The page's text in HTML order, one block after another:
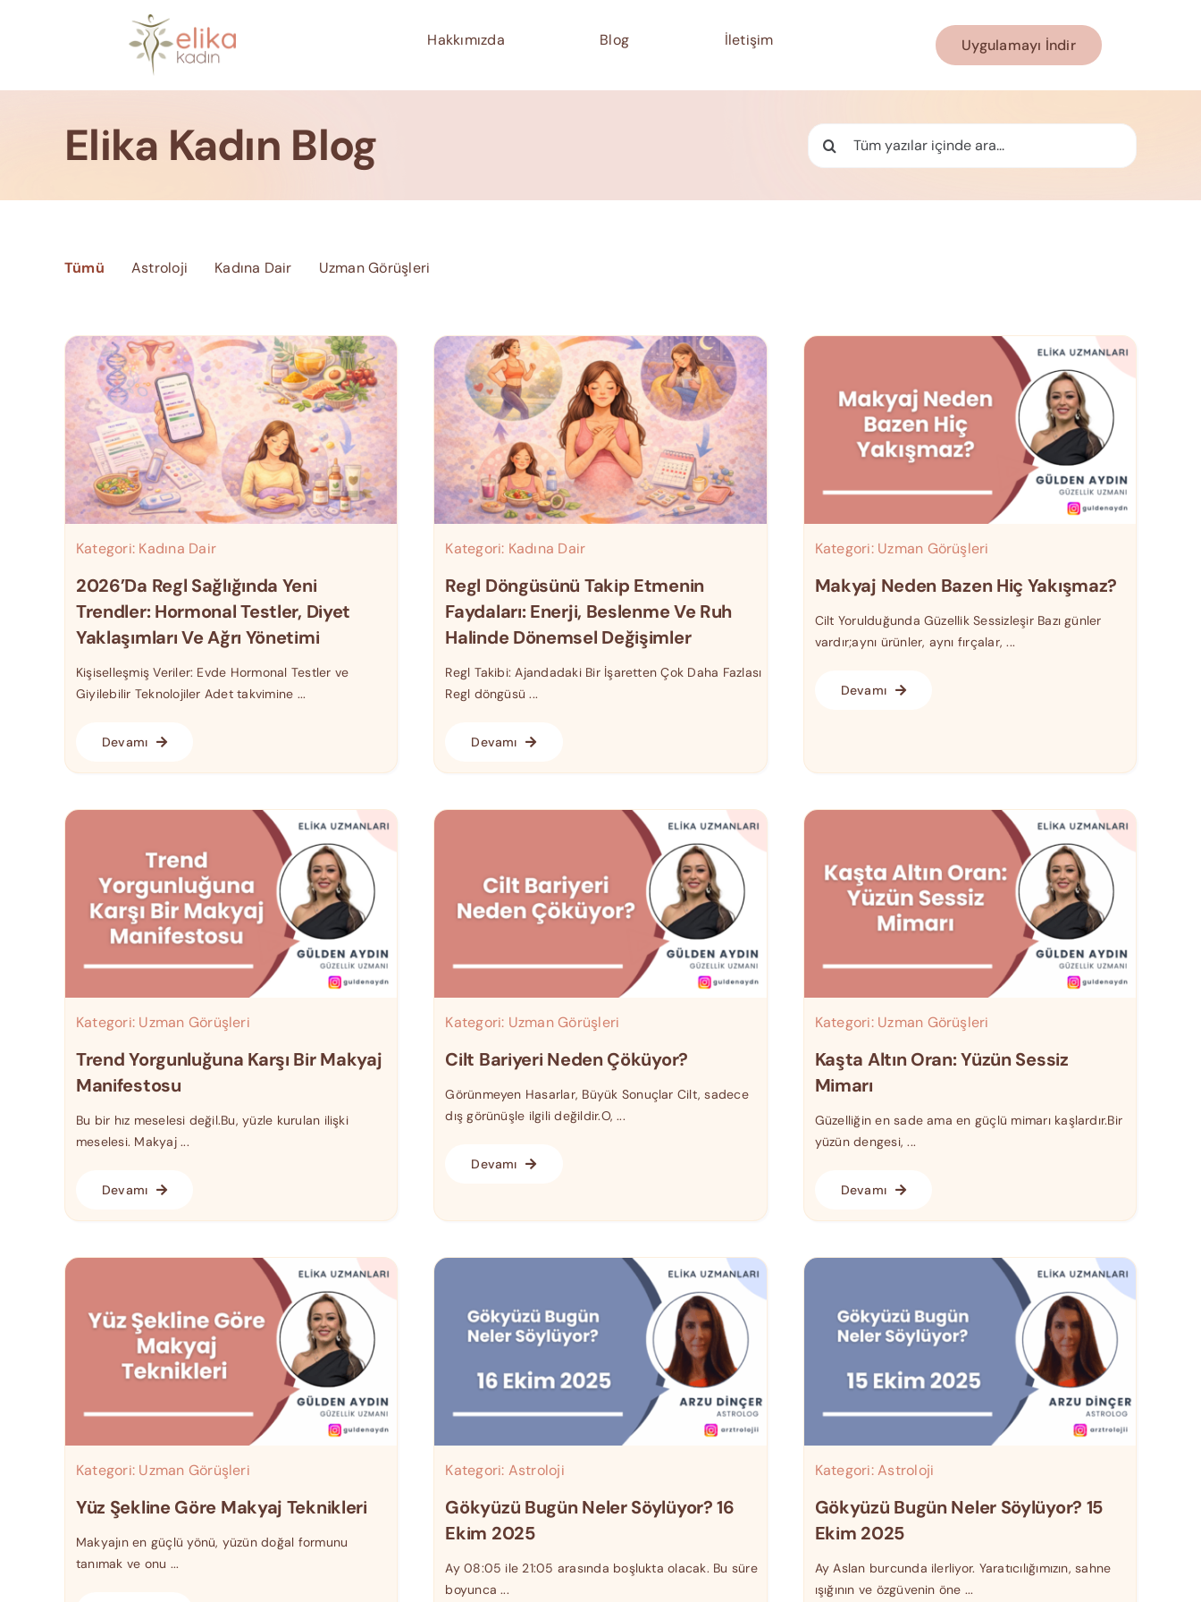
Hakkımızda Blog İletişim Uygulamayı İndir
Elika Kadın Blog Ara:
Tümü Astroloji Kadına Dair Uzman Görüşleri
Kategori: Kadına Dair
2026’da Regl Sağlığında Yeni
Trendler: Hormonal Testler, Diyet
Yaklaşımları Ve Ağrı Yönetimi
Kişiselleşmiş Veriler: Evde Hormonal Testler ve
Giyilebilir Teknolojiler Adet takvimine ...
Devamı
Kategori: Kadına Dair
Regl Döngüsünü Takip Etmenin
Faydaları: Enerji, Beslenme Ve Ruh
Halinde Dönemsel Değişimler
Regl Takibi: Ajandadaki Bir İşaretten Çok Daha Fazlası
Regl döngüsü ...
Devamı
Kategori: Uzman Görüşleri
Makyaj Neden Bazen Hiç Yakışmaz?
Cilt Yorulduğunda Güzellik Sessizleşir Bazı günler
vardır;aynı ürünler, aynı fırçalar, ...
Devamı
Kategori: Uzman Görüşleri
Trend Yorgunluğuna Karşı Bir Makyaj
Manifestosu
Bu bir hız meselesi değil.Bu, yüzle kurulan ilişki
meselesi. Makyaj ...
Devamı
Kategori: Uzman Görüşleri
Cilt Bariyeri Neden Çöküyor?
Görünmeyen Hasarlar, Büyük Sonuçlar Cilt, sadece
dış görünüşle ilgili değildir.O, ...
Devamı
Kategori: Uzman Görüşleri
Kaşta Altın Oran: Yüzün Sessiz
Mimarı
Güzelliğin en sade ama en güçlü mimarı kaşlardır.Bir
yüzün dengesi, ...
Devamı
Kategori: Uzman Görüşleri
Yüz Şekline Göre Makyaj Teknikleri
Makyajın en güçlü yönü, yüzün doğal formunu
tanımak ve onu ...
Kategori: Astroloji
Gökyüzü Bugün Neler Söylüyor? 16
Ekim 2025
Ay 08:05 ile 21:05 arasında boşlukta olacak. Bu süre
boyunca ...
Kategori:Astroloji
Gökyüzü Bugün Neler Söylüyor? 15
Ekim 2025
Ay Aslan burcunda ilerliyor. Yaratıcılığımızın, sahne
ışığının ve özgüvenin öne ...